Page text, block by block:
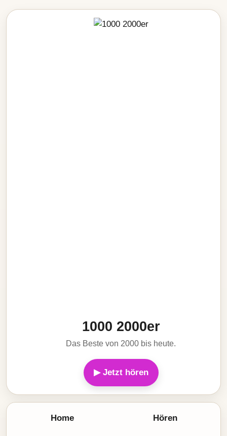
1000 2000er
Das Beste von 2000 bis heute.
▶ Jetzt hören
Home Hören